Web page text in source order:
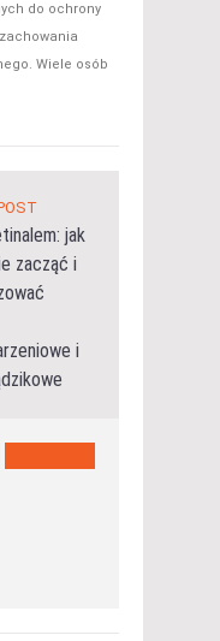
do ochrony
Wiele osób
jak
zacząć i
i